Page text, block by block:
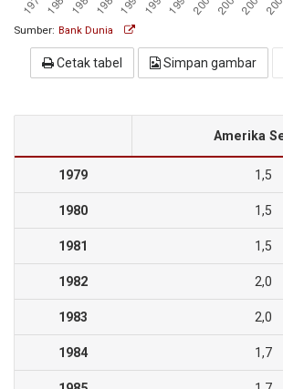
Sumber: Bank Dunia
Cetak tabel Simpan gambar
Amerika
1979 1,5
1980 1,5
1981 1,5
1982 2,0
1983 2,0
1984 1,7